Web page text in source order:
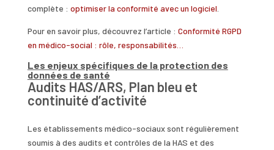
complète : optimiser la conformité avec un logiciel
Pour en savoir plus, découvrez l’article : Conformité RGPD
en médico-social : rôle, responsabilités…
Les enjeux spécifiques de la protection des
données de santé
Audits HAS/ARS, Plan bleu et
continuité d’activité
Les établissements médico-sociaux sont régulièrement
soumis à des audits et contrôles de la HAS et des